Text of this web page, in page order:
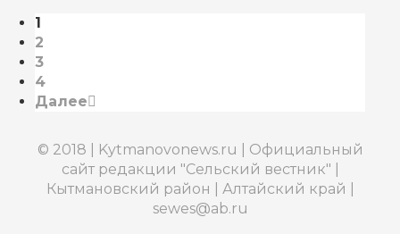
1
2
3
4
Далее
© 2018 | Kytmanovonews.ru | Официальный
сайт редакции "Сельский вестник" |
Кытмановский район | Алтайский край |
sewes@ab.ru